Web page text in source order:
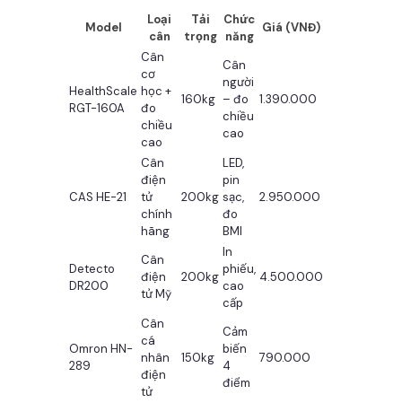
Model
Loại
cân
Tải
trọng
Chức
năng
Giá (VNĐ)
HealthScale
RGT-160A
Cân
cơ
học +
đo
chiều
cao
160kg
Cân
người
– đo
chiều
cao
1.390.000
CAS HE-21
Cân
điện
tử
chính
hãng
200kg
LED,
pin
sạc,
đo
BMI
2.950.000
Detecto
DR200
Cân
điện
tử Mỹ
200kg
In
phiếu,
cao
cấp
4.500.000
Omron HN-
289
Cân
cá
nhân
điện
tử
150kg
Cảm
biến
4
điểm
790.000